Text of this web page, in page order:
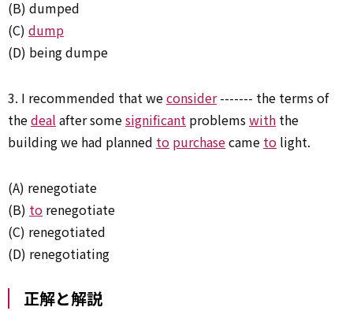
(B) dumped
(C) dump
(D) being dumpe
3. I recommended that weconsider------- the terms of
thedeal after somesignificant problemswith the
building we had planned to purchasecame to light.
(A) renegotiate
(B) to renegotiate
(C) renegotiated
(D) renegotiating
正解と解説